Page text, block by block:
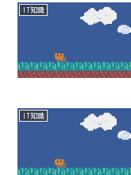
IT知識
IT知識